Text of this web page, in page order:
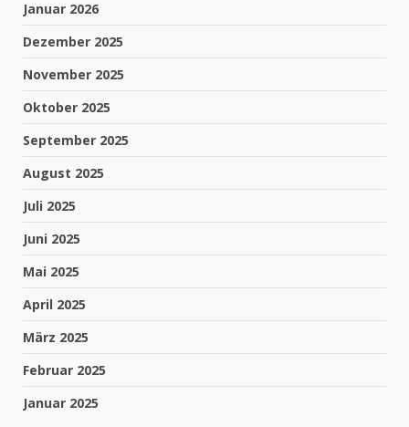
Januar 2026
Dezember 2025
November 2025
Oktober 2025
September 2025
August 2025
Juli 2025
Juni 2025
Mai 2025
April 2025
März 2025
Februar 2025
Januar 2025